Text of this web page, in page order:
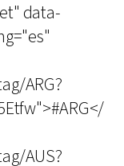
data-
ARG?
AUS?